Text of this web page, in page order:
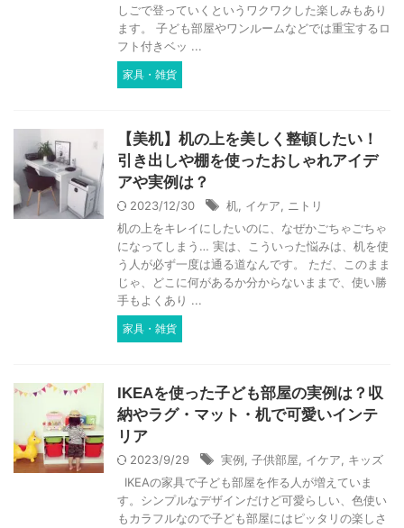
しごで登っていくというワクワクした楽しみもあり
ます。 子ども部屋やワンルームなどでは重宝するロ
フト付きベッ ...
家具・雑貨
【美机】机の上を美しく整頓したい！
引き出しや棚を使ったおしゃれアイデ
アや実例は？
2023/12/30 机 イケア
ニトリ
机の上をキレイにしたいのに、なぜかごちゃごちゃ
になってしまう… 実は、こういった悩みは、机を使
う人が必ず一度は通る道なんです。 ただ、このまま
じゃ、どこに何があるか分からないままで、使い勝
手もよくあり ...
家具・雑貨
IKEAを使った子ども部屋の実例は？収
納やラグ・マット・机で可愛いインテ
リア
2023/9/29 実例 子供部屋 イケア
キッズ
IKEAの家具で子ども部屋を作る人が増えていま
す。シンプルなデザインだけど可愛らしい、色使い
もカラフルなので子ども部屋にはピッタリの楽しさ